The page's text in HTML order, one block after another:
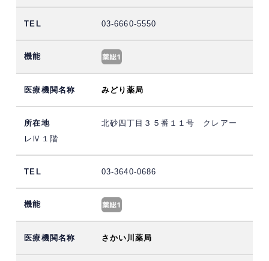
03-6660-5550
みどり薬局
北砂四丁目３５番１１号 クレアー
レⅣ１階
03-3640-0686
さかい川薬局